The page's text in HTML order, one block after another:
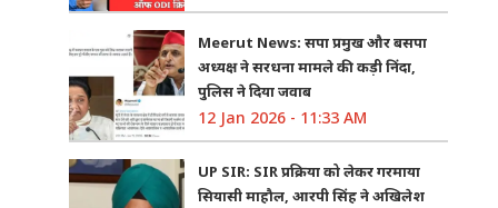
Meerut News: सपा प्रमुख और बसपा
अध्यक्ष ने सरधना मामले की कड़ी निंदा,
पुलिस ने दिया जवाब
12 Jan 2026 - 11:33 AM
UP SIR: SIR प्रक्रिया को लेकर गरमाया
सियासी माहौल, आरपी सिंह ने अखिलेश